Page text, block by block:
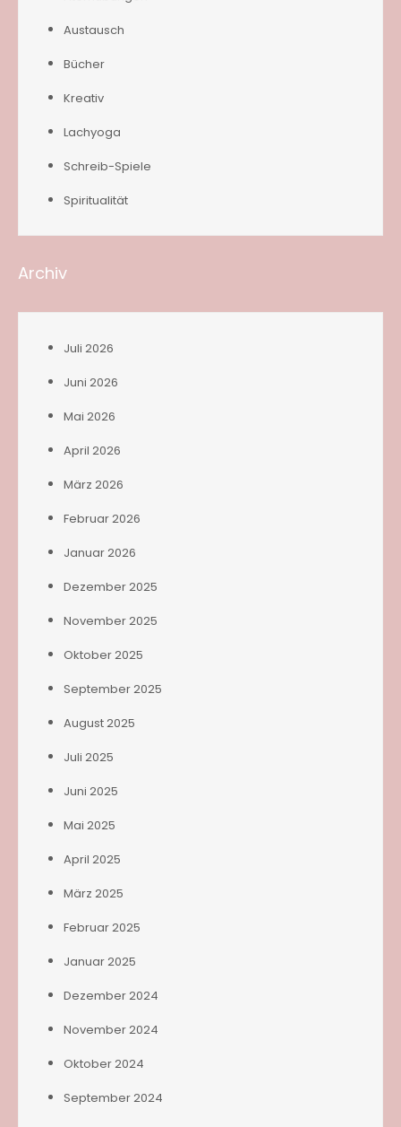
Austausch
Bücher
Kreativ
Lachyoga
Schreib-Spiele
Spiritualität
Archiv
Juli 2026
Juni 2026
Mai 2026
April 2026
März 2026
Februar 2026
Januar 2026
Dezember 2025
November 2025
Oktober 2025
September 2025
August 2025
Juli 2025
Juni 2025
Mai 2025
April 2025
März 2025
Februar 2025
Januar 2025
Dezember 2024
November 2024
Oktober 2024
September 2024